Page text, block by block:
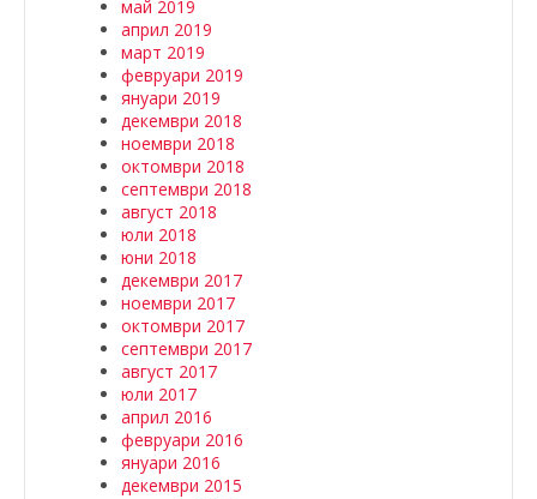
май 2019
април 2019
март 2019
февруари 2019
януари 2019
декември 2018
ноември 2018
октомври 2018
септември 2018
август 2018
юли 2018
юни 2018
декември 2017
ноември 2017
октомври 2017
септември 2017
август 2017
юли 2017
април 2016
февруари 2016
януари 2016
декември 2015